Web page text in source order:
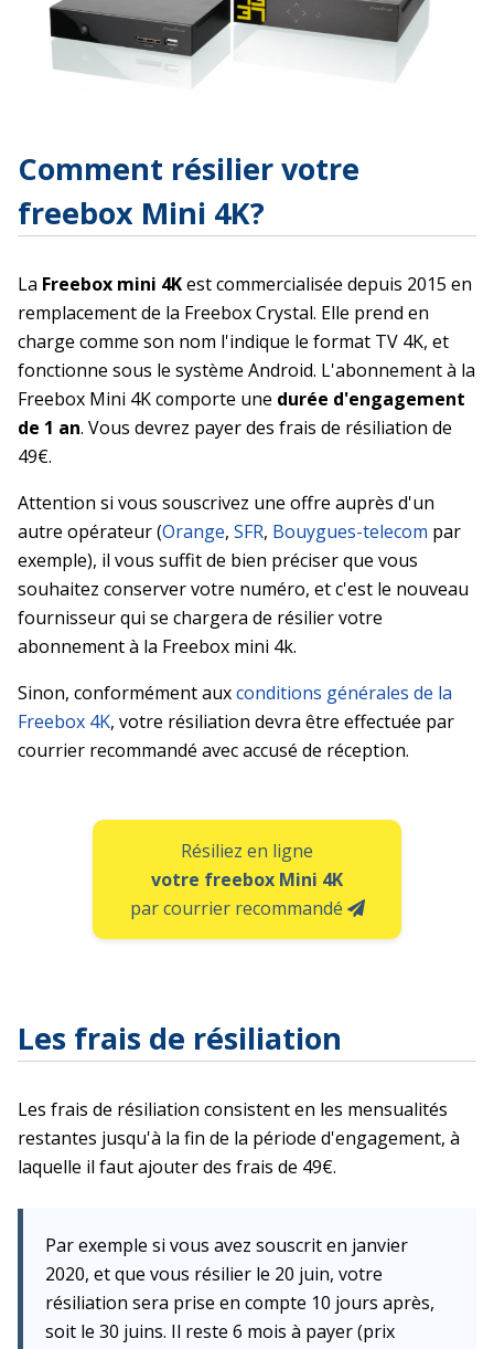
Comment résilier votre
freebox Mini 4K?
La Freebox mini 4Kest commercialisée depuis 2015 en
remplacement de la Freebox Crystal. Elle prend en
charge comme son nom l'indique le format TV 4K, et
fonctionne sous le système Android. L'abonnement à la
Freebox Mini 4K comporte une durée d'engagement
de 1 an. Vous devrez payer des frais de résiliation de
49€.
Attention si vous souscrivez une offre auprès d'un
autre opérateur (Orange, SFR, Bouygues-telecom par
exemple), il vous suffit de bien préciser que vous
souhaitez conserver votre numéro, et c'est le nouveau
fournisseur qui se chargera de résilier votre
abonnement à la Freebox mini 4k.
Sinon, conformément auxconditions générales de la
Freebox 4K, votre résiliation devra être effectuée par
courrier recommandé avec accusé de réception.
Résiliez en ligne
votre freebox Mini 4K
par courrier recommandé
Les frais de résiliation
Les frais de résiliation consistent en les mensualités
restantes jusqu'à la fin de la période d'engagement, à
laquelle il faut ajouter des frais de 49€.
Par exemple si vous avez souscrit en janvier
2020, et que vous résilier le 20 juin, votre
résiliation sera prise en compte 10 jours après,
soit le 30 juins. Il reste 6 mois à payer (prix